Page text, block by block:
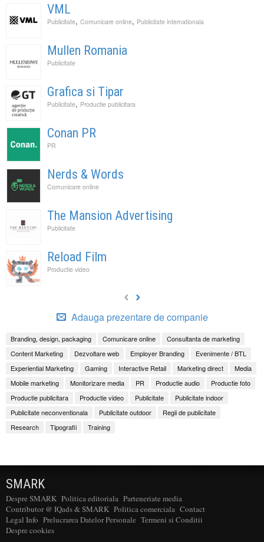
VML
Publicitate, Comunicare online, Publicitate internationala
Mullen Romania
Publicitate
Grafica si Tipar
Publicitate, Productie publicitara
Conan PR
PR
Nerds & Words
Comunicare online
The Mansion Advertising
Publicitate
Reload Film
Productie video
Adauga prezentare de companie
Branding, design, packaging Comunicare online
Consultanta de marketing
Content Marketing
Dezvoltare web Employer Branding
Evenimente / BTL
Experiential Marketing
Gaming Interactive Retail Marketing direct
Media
Mobile marketing
Monitorizare media PR Productie audio
Productie foto
Productie publicitara
Productie video Publicitate
Publicitate indoor
Publicitate neconventionala
Publicitate outdoor
Regii de publicitate
Research
Tipografii Training
SMARK
Despre SMARK Politica editoriala Parteneriate media
Contributor @ IQads & SMARK Politica comerciala Contact
Legal Info Prelucrarea Datelor Personale Termeni si Conditii
Despre cookies